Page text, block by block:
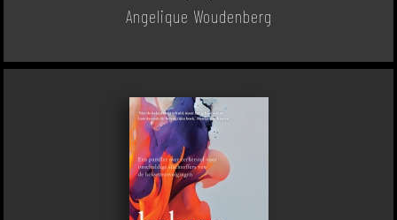
Angelique Woudenberg